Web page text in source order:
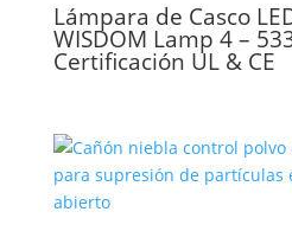
Lámpara de Casco
WISDOM Lamp 4 –
Certificación UL & CE